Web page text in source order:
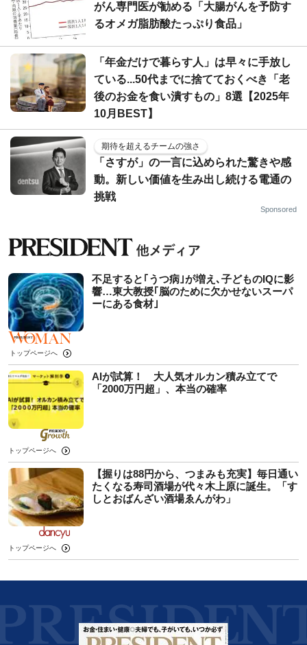
がん専門医が勧める「大腸がんを予防す
るオメガ脂肪酸たっぷり食品」
「年金だけで暮らす人」は早々に手放し
ている...50代までに捨てておくべき「老
後のお金を食い潰すもの」8選【2025年
10月BEST】
期待を超えるチームの強さ
「さすが」の一言に込められた驚きや感
動。新しい価値を生み出し続ける電通の
挑戦
Sponsored
不足すると｢うつ病｣が増え､子どものIQに影
響…東大教授｢脳のために欠かせないスーパ
ーにある食材｣
トップページへ
AIが試算！ 大人気オルカン積み立てで
「2000万円超」、本当の確率
トップページへ
【握りは88円から、つまみも充実】毎日通い
たくなる寿司酒場が代々木上原に誕生。「す
しとおばんざい酒場ゑんがわ」
トップページへ